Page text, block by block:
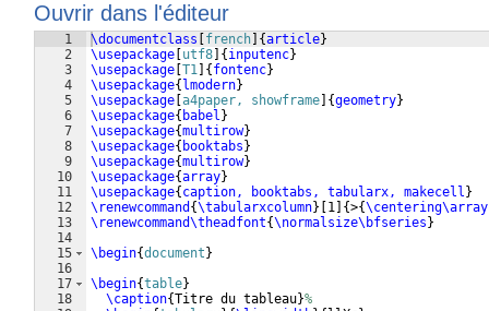
Ouvrir dans l'éditeur
1
2
3
4
5
6
7
8
9
10
11
12
13
14
15
16
17
18
\documentclass french {article}
\usepackage utf8 { inputenc}
\usepackage T1 { fontenc}
\usepackage{ lmodern}
\usepackage a4paper, showframe {geometry}
\usepackage{ babel }
\usepackage{multirow}
\usepackage{ booktabs }
\usepackage{multirow}
\usepackage{array}
\usepackage{ caption, booktabs, tabularx, makecell }
\renewcommand {\tabularxcolumn} 1 {>{
\renewcommand\theadfont{\normalsize\bfseries }
\begin{document }
\begin{table}
\caption{Titre du tableau}%